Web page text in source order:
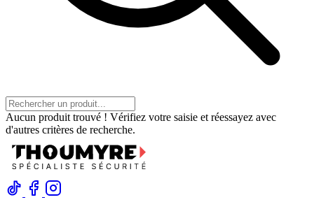
Aucun produit trouvé ! Vérifiez votre saisie et réessayez avec
d'autres critères de recherche.